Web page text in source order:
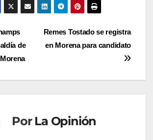
Remes Tostado se registra
en Morena para candidato
de
Por La Opinión